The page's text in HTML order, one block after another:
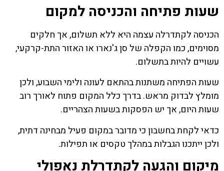
שעות פתיחה והכניסה למקום
הכניסה לקתדרלה עצמה היא ללא תשלום, אך חלקים
מסוימים, כמו הקפלה של סן ג'נארו או האזור התת-קרקעי,
עשויים להיות בתשלום.
שעות הפתיחה משתנות בהתאם לעונה ולימי השבוע, ולכן
מומלץ לבדוק מראש. בדרך כלל המקום פתוח לאורך רוב
שעות היום, אך יש הפסקות בשעות הצהריים.
כדאי לקחת בחשבון כי מדובר במקום פעיל מבחינה דתית,
ולכן ייתכנו הגבלות במהלך טקסים או תפילות.
מיקום והגעה לקתדרלת נאפולי